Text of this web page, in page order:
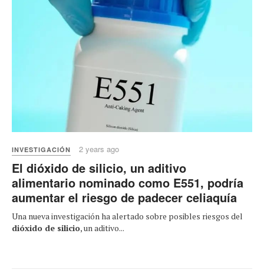
INVESTIGACIÓN 2 years ago
El dióxido de silicio, un aditivo
alimentario nominado como E551, podría
aumentar el riesgo de padecer celiaquía
Una nueva investigación ha alertado sobre posibles riesgos del
dióxido de silicio, un aditivo...